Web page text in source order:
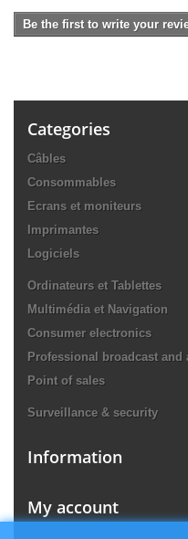
Be the first to write your
Categories
Câbles
Consommables
Ecrans et moniteurs
Imprimantes
Logiciels
Ordinateurs et Tablettes
Multimédia et Navigation
Consumer electronics
Professional broadcast
Point of sales
Surveillance & security
Information
My account